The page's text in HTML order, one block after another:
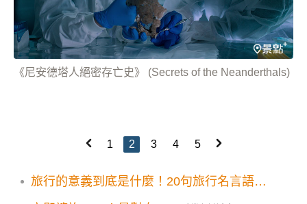
《尼安德塔人絕密存亡史》 (Secrets of the Neanderthals)
1 2 3 4 5
旅行的意義到底是什麼！20句旅行名言語錄